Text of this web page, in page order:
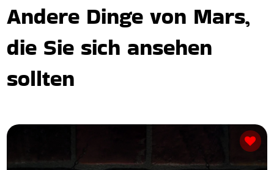
Andere Dinge von Mars,
die Sie sich ansehen
sollten